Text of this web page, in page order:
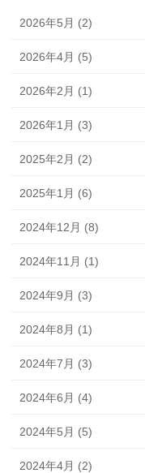
2026年5月 (2)
2026年4月 (5)
2026年2月 (1)
2026年1月 (3)
2025年2月 (2)
2025年1月 (6)
2024年12月 (8)
2024年11月 (1)
2024年9月 (3)
2024年8月 (1)
2024年7月 (3)
2024年6月 (4)
2024年5月 (5)
2024年4月 (2)